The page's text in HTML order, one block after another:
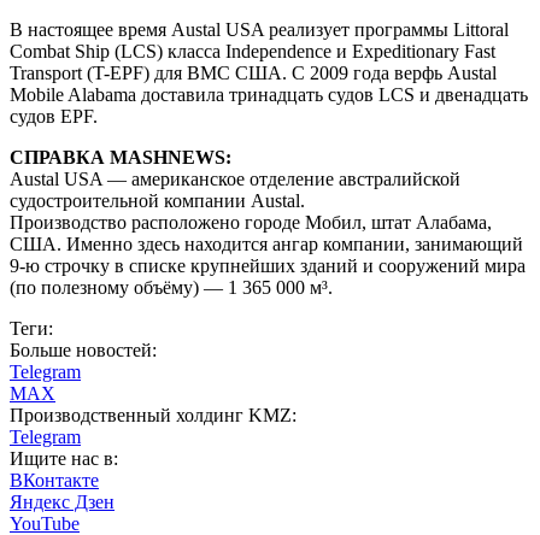
В настоящее время Austal USA реализует программы Littoral
Combat Ship (LCS) класса Independence и Expeditionary Fast
Transport (T-EPF) для ВМС США. С 2009 года верфь Austal
Mobile Alabama доставила тринадцать судов LCS и двенадцать
судов EPF.
СПРАВКА MASHNEWS:
Austal USA — американское отделение австралийской
судостроительной компании Austal.
Производство расположено городе Мобил, штат Алабама,
США. Именно здесь находится ангар компании, занимающий
9-ю строчку в списке крупнейших зданий и сооружений мира
(по полезному объёму) — 1 365 000 м³.
Теги:
Больше новостей:
Telegram
MAX
Производственный холдинг KMZ:
Telegram
Ищите нас в:
ВКонтакте
Яндекс Дзен
YouTube